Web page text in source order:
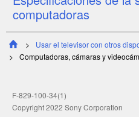
computadoras
Usar el televisor con otros
Computadoras, cámaras y
F-829-100-34(1)
Copyright 2022 Sony Corporation